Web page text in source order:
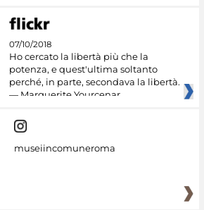
07/10/2018
Ho cercato la libertà più che la
potenza, e quest'ultima soltanto
perché, in parte, secondava la libertà.
— Marguerite Yourcenar
museiincomuneroma